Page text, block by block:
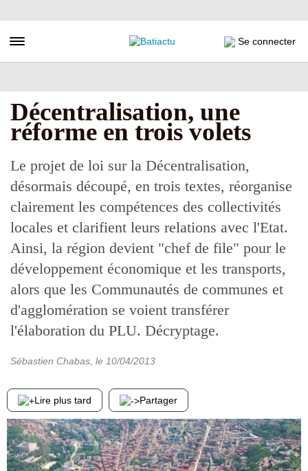
au
principal
Toggle navigation Se connecter
Décentralisation, une
réforme en trois volets
Le projet de loi sur la Décentralisation,
désormais découpé, en trois textes, réorganise
clairement les compétences des collectivités
locales et clarifient leurs relations avec l'Etat.
Ainsi, la région devient "chef de file" pour le
développement économique et les transports,
alors que les Communautés de communes et
d'agglomération se voient transférer
l'élaboration du PLU. Décryptage.
Sébastien Chabas , le 10/04/2013
Lire plus tard Partager